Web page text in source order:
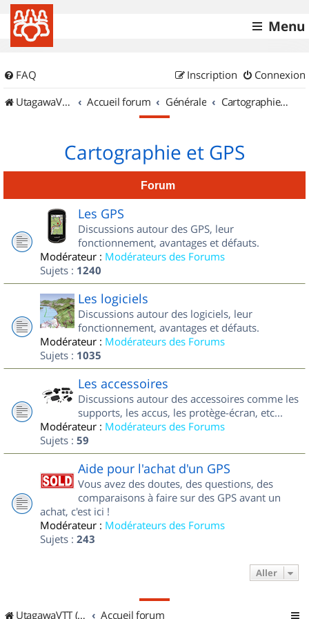
Menu
FAQ Connexion
Inscription
UtagawaVTT (Randos VTT et VTTAE avec traces GPS)
Accueil forum Générale Cartographie et GPS
Cartographie et GPS
Forum
Les GPS
Discussions autour des GPS, leur
fonctionnement, avantages et défauts.
Modérateur : Modérateurs des Forums
Sujets : 1240
Les logiciels
Discussions autour des logiciels, leur
fonctionnement, avantages et défauts.
Modérateur : Modérateurs des Forums
Sujets : 1035
Les accessoires
Discussions autour des accessoires comme les
supports, les accus, les protège-écran, etc...
Modérateur : Modérateurs des Forums
Sujets : 59
Aide pour l'achat d'un GPS
Vous avez des doutes, des questions, des
comparaisons à faire sur des GPS avant un
achat, c'est ici !
Modérateur : Modérateurs des Forums
Sujets : 243
Aller
UtagawaVTT (Randos VTT et VTTAE avec traces GPS) Accueil forum